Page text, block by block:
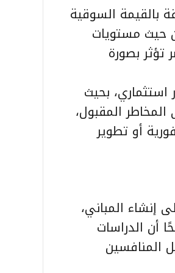
بالقيمة السوقية
حيث مستويات
تؤثر بصورة
بحيث
المقبول،
أو تطوير
إنشاء المباني،
أن الدراسات
المنافسين